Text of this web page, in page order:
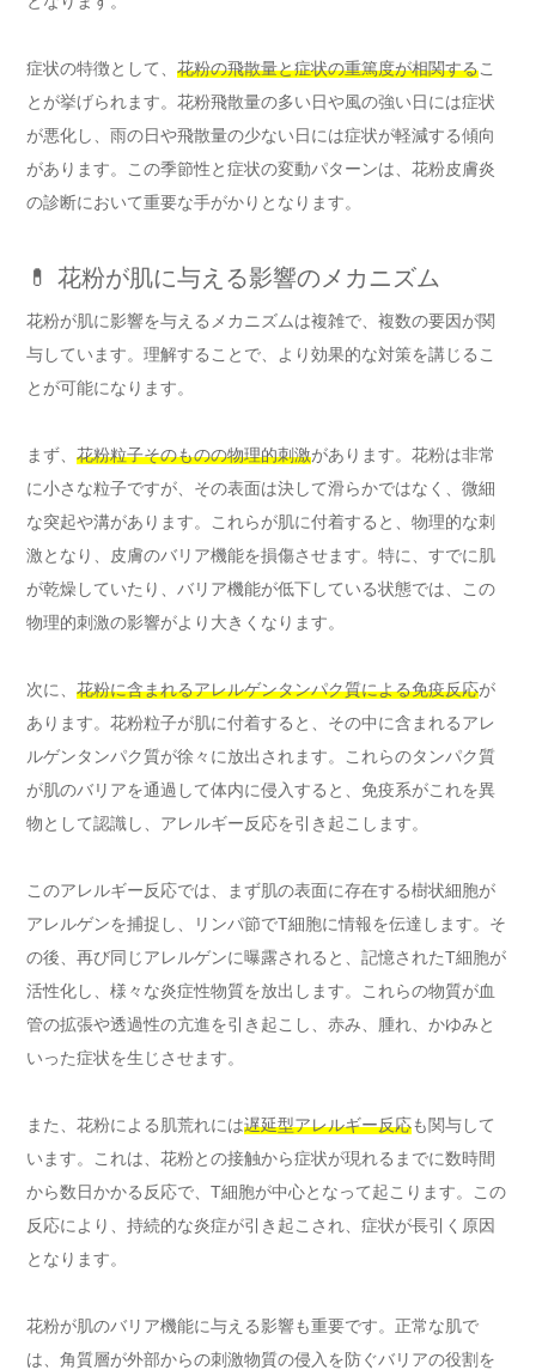
症状の特徴として、 花粉の飛散量と症状の重篤度が相関するこ
とが挙げられます。花粉飛散量の多い日や風の強い日には症状
が悪化し、雨の日や飛散量の少ない日には症状が軽減する傾向
があります。この季節性と症状の変動パターンは、花粉皮膚炎
の診断において重要な手がかりとなります。
💊 花粉が肌に与える影響のメカニズム
花粉が肌に影響を与えるメカニズムは複雑で、複数の要因が関
与しています。理解することで、より効果的な対策を講じるこ
とが可能になります。
まず、 花粉粒子そのものの物理的刺激があります。花粉は非常
に小さな粒子ですが、その表面は決して滑らかではなく、微細
な突起や溝があります。これらが肌に付着すると、物理的な刺
激となり、皮膚のバリア機能を損傷させます。特に、すでに肌
が乾燥していたり、バリア機能が低下している状態では、この
物理的刺激の影響がより大きくなります。
次に、 花粉に含まれるアレルゲンタンパク質による免疫反応が
あります。花粉粒子が肌に付着すると、その中に含まれるアレ
ルゲンタンパク質が徐々に放出されます。これらのタンパク質
が肌のバリアを通過して体内に侵入すると、免疫系がこれを異
物として認識し、アレルギー反応を引き起こします。
このアレルギー反応では、まず肌の表面に存在する樹状細胞が
アレルゲンを捕捉し、リンパ節でT細胞に情報を伝達します。そ
の後、再び同じアレルゲンに曝露されると、記憶されたT細胞が
活性化し、様々な炎症性物質を放出します。これらの物質が血
管の拡張や透過性の亢進を引き起こし、赤み、腫れ、かゆみと
いった症状を生じさせます。
また、花粉による肌荒れには遅延型アレルギー反応も関与して
います。これは、花粉との接触から症状が現れるまでに数時間
から数日かかる反応で、T細胞が中心となって起こります。この
反応により、持続的な炎症が引き起こされ、症状が長引く原因
となります。
花粉が肌のバリア機能に与える影響も重要です。正常な肌で
は、角質層が外部からの刺激物質の侵入を防ぐバリアの役割を